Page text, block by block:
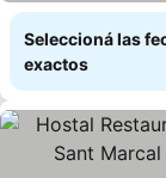
Seleccioná las
exactos